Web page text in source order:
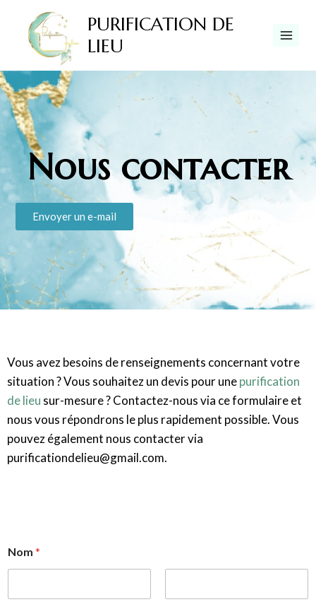
PURIFICATION DE
LIEU
Nous contacter
Envoyer un e-mail
Vous avez besoins de renseignements concernant votre
situation ? Vous souhaitez un devis pour unepurification
de lieu sur-mesure ? Contactez-nous via ce formulaire et
nous vous répondrons le plus rapidement possible. Vous
pouvez également nous contacter via
purificationdelieu@gmail.com.
Nom *